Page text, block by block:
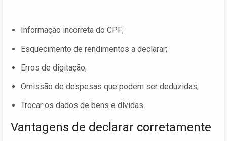
Informação incorreta do CPF;
Esquecimento de rendimentos a declarar;
Erros de digitação;
Omissão de despesas que podem ser deduzidas;
Trocar os dados de bens e dívidas.
Vantagens de declarar corretamente